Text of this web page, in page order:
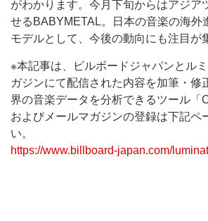
がわかります。今月下旬からはアジア
せるBABYMETAL。日本の音楽の海外
モデルとして、今後の動向にも注目が
※本記事は、ビルボードジャパンとル
ガジンにて配信された内容を加筆・修
界の音楽データを分析できるツール「
およびメールマガジンの登録は下記ペ
い。
https://www.billboard-japan.com/